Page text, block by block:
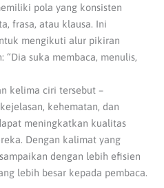
pola yang konsisten
frasa, atau klausa. Ini
mengikuti alur pikiran
“Dia suka membaca, menulis,
kelima ciri tersebut –
kehematan, dan
meningkatkan kualitas
Dengan kalimat yang
dengan lebih efisien
lebih besar kepada pembaca.